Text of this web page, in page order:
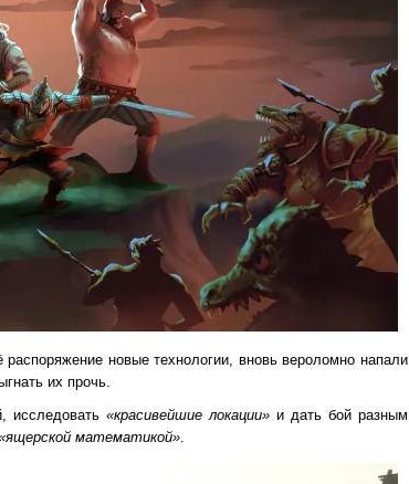
новые технологии, вновь вероломно напали
их прочь.
исследовать «красивейшие локации»и дать бой разным
математикой».